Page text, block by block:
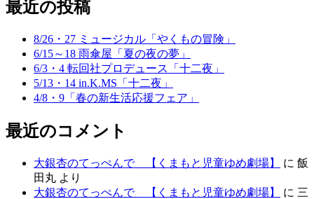
最近の投稿
8/26・27 ミュージカル「やくもの冒険」
6/15～18 雨傘屋「夏の夜の夢」
6/3・4 転回社プロデュース「十二夜」
5/13・14 in.K.MS「十二夜」
4/8・9「春の新生活応援フェア」
最近のコメント
大銀杏のてっぺんで 【くまもと児童ゆめ劇場】 に 飯
田丸 より
大銀杏のてっぺんで 【くまもと児童ゆめ劇場】
に 三